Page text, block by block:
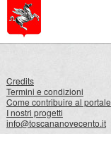
Credits
Termini e condizioni
Come contribuire al portale
I nostri progetti
info@toscananovecento.it